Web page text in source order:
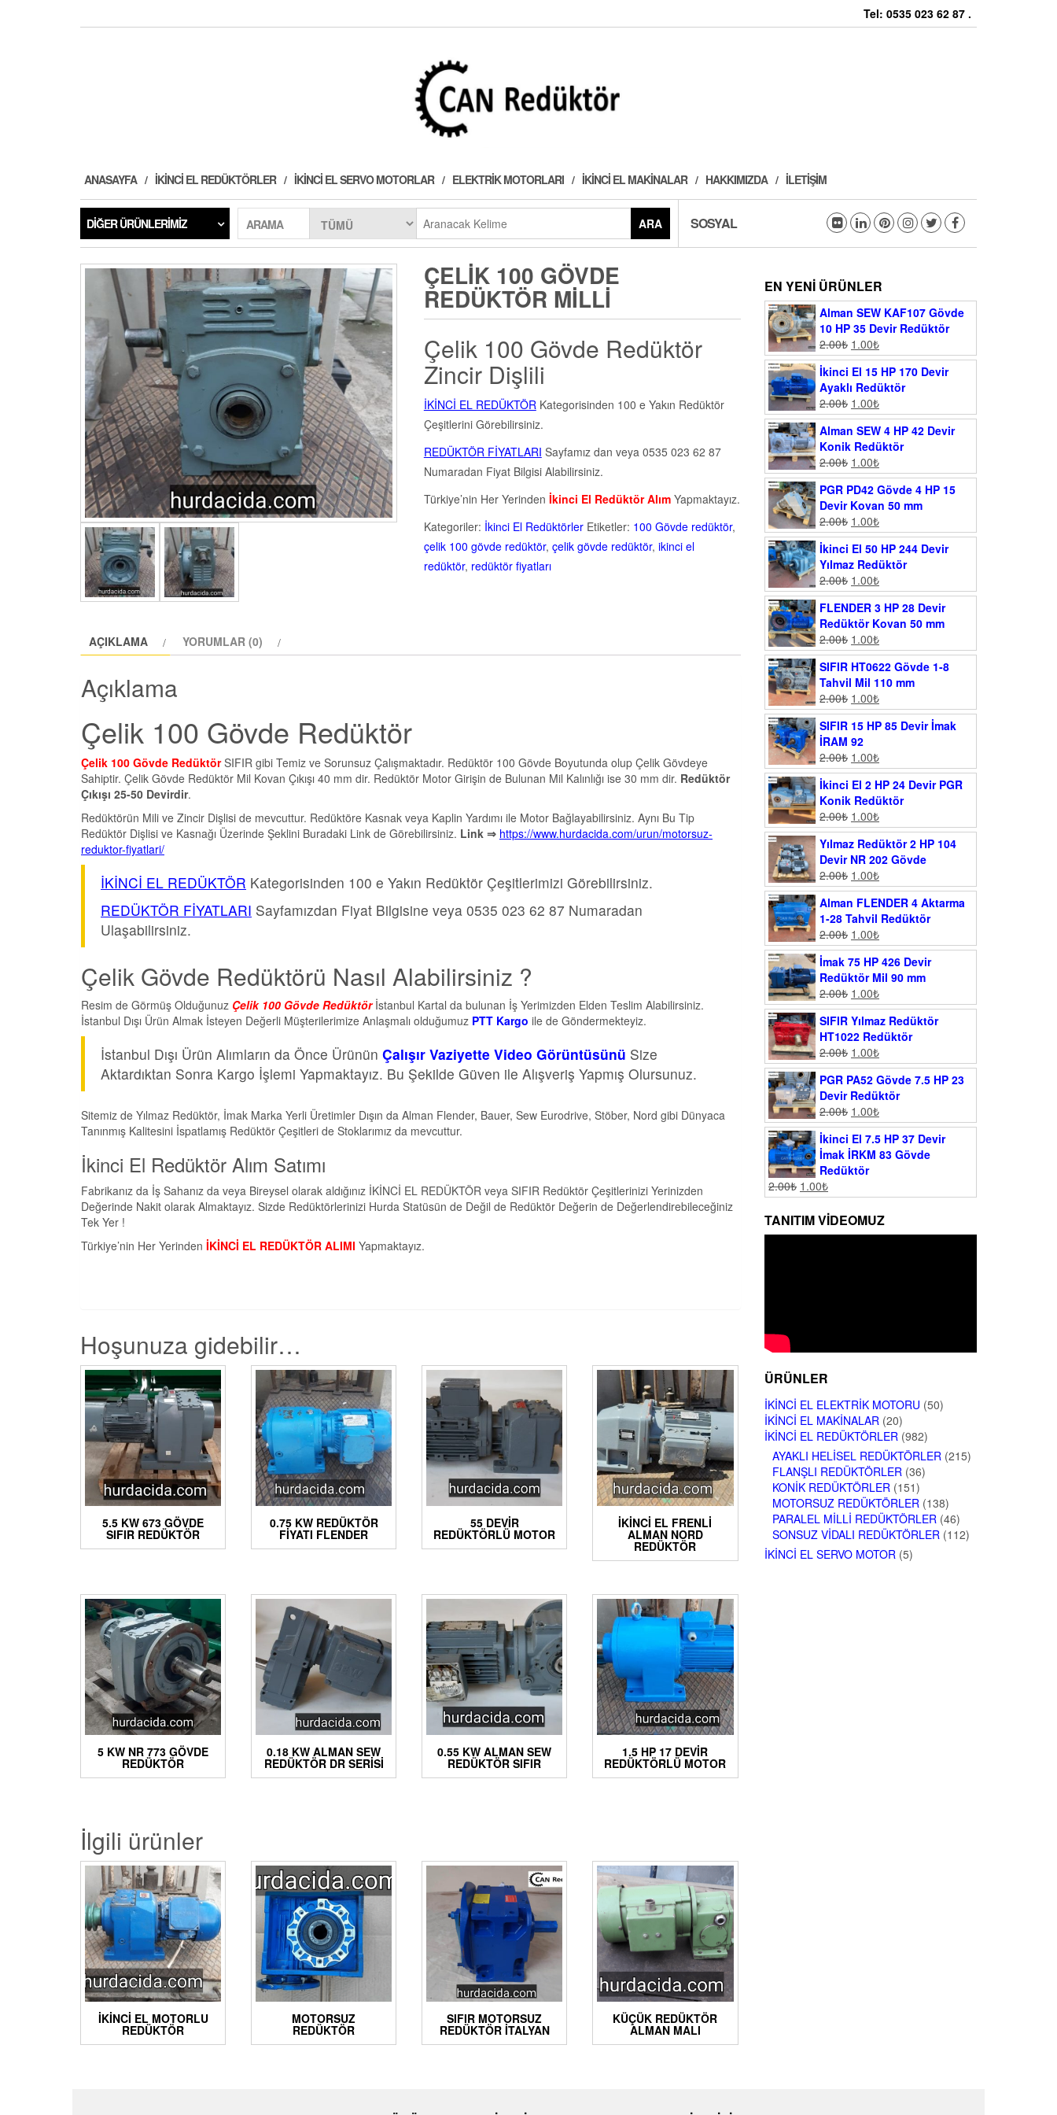
Tel: 0535 023 62 87 .
ANASAYFA İKINCI EL REDÜKTÖRLER İKINCI EL SERVO MOTORLAR ELEKTRIK MOTORLARI İKINCI EL MAKINALAR HAKKIMIZDA İLETIŞIM
DIĞER ÜRÜNLERIMIZ ARAMA ARA SOSYAL
ÇELIK 100 GÖVDE
REDÜKTÖR MILLI
Çelik 100 Gövde Redüktör
Zincir Dişlili
İKİNCİ EL REDÜKTÖRKategorisinden 100 e Yakın Redüktör
Çeşitlerini Görebilirsiniz.
REDÜKTÖR FİYATLARI Sayfamız dan veya 0535 023 62 87
Numaradan Fiyat Bilgisi Alabilirsiniz.
Türkiye’nin Her Yerinden İkinci El Redüktör AlımYapmaktayız.
Kategoriler: İkinci El Redüktörler Etiketler: 100 Gövde redüktör,
çelik 100 gövde redüktör, çelik gövde redüktör, ikinci el
redüktör, redüktör fiyatları
AÇIKLAMA YORUMLAR (0)
Açıklama
Çelik 100 Gövde Redüktör
Çelik 100 Gövde RedüktörSIFIR gibi Temiz ve Sorunsuz Çalışmaktadır. Redüktör 100 Gövde Boyutunda olup Çelik Gövdeye
Sahiptir. Çelik Gövde Redüktör Mil Kovan Çıkışı 40 mm dir. Redüktör Motor Girişin de Bulunan Mil Kalınlığı ise 30 mm dir. Redüktör
Çıkışı 25-50 Devirdir.
Redüktörün Mili ve Zincir Dişlisi de mevcuttur. Redüktöre Kasnak veya Kaplin Yardımı ile Motor Bağlayabilirsiniz. Aynı Bu Tip
Redüktör Dişlisi ve Kasnağı Üzerinde Şeklini Buradaki Link de Görebilirsiniz. Link ⇒ https://www.hurdacida.com/urun/motorsuz-
reduktor-fiyatlari/
İKİNCİ EL REDÜKTÖR Kategorisinden 100 e Yakın Redüktör Çeşitlerimizi Görebilirsiniz.
REDÜKTÖR FİYATLARI Sayfamızdan Fiyat Bilgisine veya 0535 023 62 87 Numaradan
Ulaşabilirsiniz.
Çelik Gövde Redüktörü Nasıl Alabilirsiniz ?
Resim de Görmüş Olduğunuz Çelik 100 Gövde Redüktörİstanbul Kartal da bulunan İş Yerimizden Elden Teslim Alabilirsiniz.
İstanbul Dışı Ürün Almak İsteyen Değerli Müşterilerimize Anlaşmalı olduğumuz PTT Kargo ile de Göndermekteyiz.
İstanbul Dışı Ürün Alımların da Önce Ürünün Çalışır Vaziyette Video Görüntüsünü Size
Aktardıktan Sonra Kargo İşlemi Yapmaktayız. Bu Şekilde Güven ile Alışveriş Yapmış Olursunuz.
Sitemiz de Yılmaz Redüktör, İmak Marka Yerli Üretimler Dışın da Alman Flender, Bauer, Sew Eurodrive, Stöber, Nord gibi Dünyaca
Tanınmış Kalitesini İspatlamış Redüktör Çeşitleri de Stoklarımız da mevcuttur.
İkinci El Redüktör Alım Satımı
Fabrikanız da İş Sahanız da veya Bireysel olarak aldığınız İKİNCİ EL REDÜKTÖR veya SIFIR Redüktör Çeşitlerinizi Yerinizden
Değerinde Nakit olarak Almaktayız. Sizde Redüktörlerinizi Hurda Statüsün de Değil de Redüktör Değerin de Değerlendirebileceğiniz
Tek Yer !
Türkiye’nin Her Yerinden İKİNCİ EL REDÜKTÖR ALIMI Yapmaktayız.
Hoşunuza gidebilir…
5.5 KW 673 GÖVDE
SIFIR REDÜKTÖR
0.75 KW REDÜKTÖR
FIYATI FLENDER
55 DEVIR
REDÜKTÖRLÜ MOTOR
İKINCI EL FRENLI
ALMAN NORD
REDÜKTÖR
5 KW NR 773 GÖVDE
REDÜKTÖR
0.18 KW ALMAN SEW
REDÜKTÖR DR SERISI
0.55 KW ALMAN SEW
REDÜKTÖR SIFIR
1.5 HP 17 DEVIR
REDÜKTÖRLÜ MOTOR
İlgili ürünler
İKINCI EL MOTORLU
REDÜKTÖR
MOTORSUZ
REDÜKTÖR
SIFIR MOTORSUZ
REDÜKTÖR İTALYAN
KÜÇÜK REDÜKTÖR
ALMAN MALI
EN YENI ÜRÜNLER
Alman SEW KAF107 Gövde
10 HP 35 Devir Redüktör
2.00₺ 1.00₺
İkinci El 15 HP 170 Devir
Ayaklı Redüktör
2.00₺ 1.00₺
Alman SEW 4 HP 42 Devir
Konik Redüktör
2.00₺ 1.00₺
PGR PD42 Gövde 4 HP 15
Devir Kovan 50 mm
2.00₺ 1.00₺
İkinci El 50 HP 244 Devir
Yılmaz Redüktör
2.00₺ 1.00₺
FLENDER 3 HP 28 Devir
Redüktör Kovan 50 mm
2.00₺ 1.00₺
SIFIR HT0622 Gövde 1-8
Tahvil Mil 110 mm
2.00₺ 1.00₺
SIFIR 15 HP 85 Devir İmak
İRAM 92
2.00₺ 1.00₺
İkinci El 2 HP 24 Devir PGR
Konik Redüktör
2.00₺ 1.00₺
Yılmaz Redüktör 2 HP 104
Devir NR 202 Gövde
2.00₺ 1.00₺
Alman FLENDER 4 Aktarma
1-28 Tahvil Redüktör
2.00₺ 1.00₺
İmak 75 HP 426 Devir
Redüktör Mil 90 mm
2.00₺ 1.00₺
SIFIR Yılmaz Redüktör
HT1022 Redüktör
2.00₺ 1.00₺
PGR PA52 Gövde 7.5 HP 23
Devir Redüktör
2.00₺ 1.00₺
İkinci El 7.5 HP 37 Devir
İmak İRKM 83 Gövde
Redüktör
2.00₺ 1.00₺
TANITIM VIDEOMUZ
ÜRÜNLER
İKINCI EL ELEKTRIK MOTORU (50)
İKINCI EL MAKINALAR (20)
İKINCI EL REDÜKTÖRLER (982)
AYAKLI HELISEL REDÜKTÖRLER (215)
FLANŞLI REDÜKTÖRLER (36)
KONIK REDÜKTÖRLER (151)
MOTORSUZ REDÜKTÖRLER (138)
PARALEL MILLI REDÜKTÖRLER (46)
SONSUZ VIDALI REDÜKTÖRLER (112)
İKINCI EL SERVO MOTOR (5)